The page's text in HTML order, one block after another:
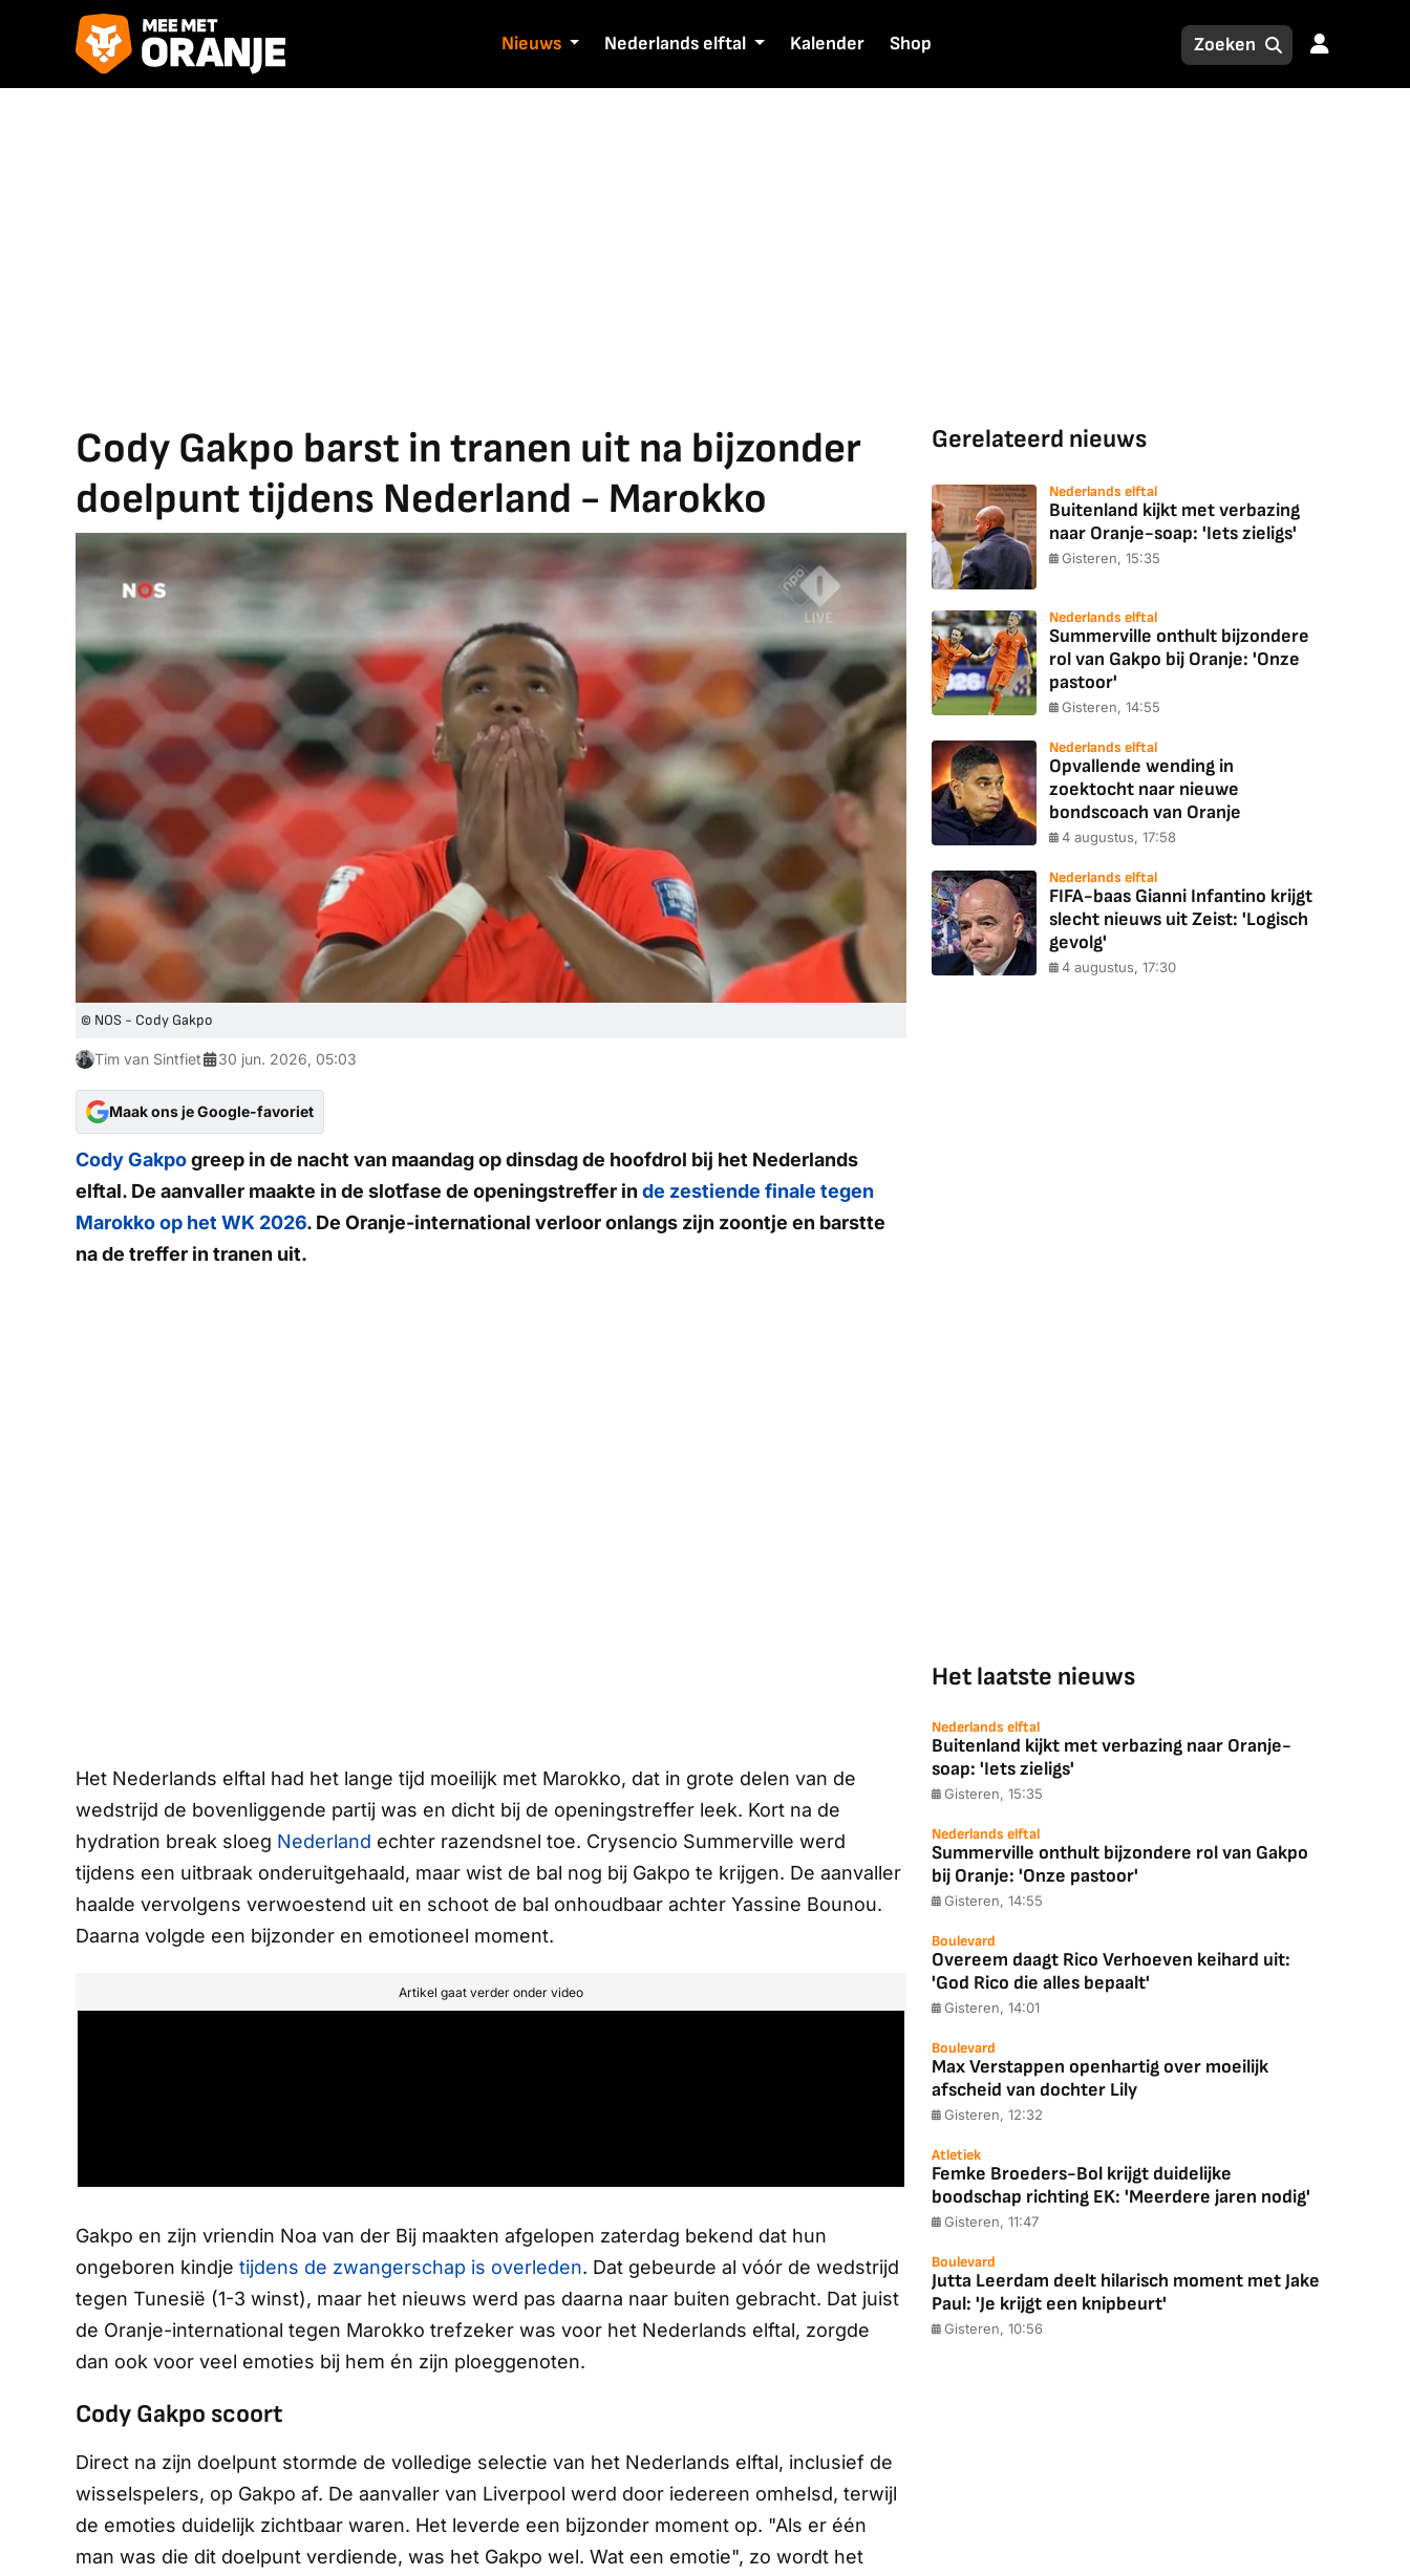
Nieuws Nederlands elftal Kalender Shop
Cody Gakpo barst in tranen uit na bijzonder
doelpunt tijdens Nederland - Marokko
© NOS - Cody Gakpo
Tim van Sintfiet 30 jun. 2026, 05:03
Maak ons je Google-favoriet
Cody Gakpogreep in de nacht van maandag op dinsdag de hoofdrol bij het Nederlands
elftal. De aanvaller maakte in de slotfase de openingstreffer in de zestiende finale tegen
Marokko op het WK 2026. De Oranje-international verloor onlangs zijn zoontje en barstte
na de treffer in tranen uit.
Het Nederlands elftal had het lange tijd moeilijk met Marokko, dat in grote delen van de
wedstrijd de bovenliggende partij was en dicht bij de openingstreffer leek. Kort na de
hydration break sloeg Nederland echter razendsnel toe. Crysencio Summerville werd
tijdens een uitbraak onderuitgehaald, maar wist de bal nog bij Gakpo te krijgen. De aanvaller
haalde vervolgens verwoestend uit en schoot de bal onhoudbaar achter Yassine Bounou.
Daarna volgde een bijzonder en emotioneel moment.
Artikel gaat verder onder video
Gakpo en zijn vriendin Noa van der Bij maakten afgelopen zaterdag bekend dat hun
ongeboren kindje tijdens de zwangerschap is overleden. Dat gebeurde al vóór de wedstrijd
tegen Tunesië (1-3 winst), maar het nieuws werd pas daarna naar buiten gebracht. Dat juist
de Oranje-international tegen Marokko trefzeker was voor het Nederlands elftal, zorgde
dan ook voor veel emoties bij hem én zijn ploeggenoten.
Cody Gakpo scoort
Direct na zijn doelpunt stormde de volledige selectie van het Nederlands elftal, inclusief de
wisselspelers, op Gakpo af. De aanvaller van Liverpool werd door iedereen omhelsd, terwijl
de emoties duidelijk zichtbaar waren. Het leverde een bijzonder moment op. "Als er één
man was die dit doelpunt verdiende, was het Gakpo wel. Wat een emotie", zo wordt het
Gerelateerd nieuws
Nederlands elftal
Buitenland kijkt met verbazing
naar Oranje-soap: 'Iets zieligs'
Gisteren, 15:35
Nederlands elftal
Summerville onthult bijzondere
rol van Gakpo bij Oranje: 'Onze
pastoor'
Gisteren, 14:55
Nederlands elftal
Opvallende wending in
zoektocht naar nieuwe
bondscoach van Oranje
4 augustus, 17:58
Nederlands elftal
FIFA-baas Gianni Infantino krijgt
slecht nieuws uit Zeist: 'Logisch
gevolg'
4 augustus, 17:30
Het laatste nieuws
Nederlands elftal
Buitenland kijkt met verbazing naar Oranje-
soap: 'Iets zieligs'
Gisteren, 15:35
Nederlands elftal
Summerville onthult bijzondere rol van Gakpo
bij Oranje: 'Onze pastoor'
Gisteren, 14:55
Boulevard
Overeem daagt Rico Verhoeven keihard uit:
'God Rico die alles bepaalt'
Gisteren, 14:01
Boulevard
Max Verstappen openhartig over moeilijk
afscheid van dochter Lily
Gisteren, 12:32
Atletiek
Femke Broeders-Bol krijgt duidelijke
boodschap richting EK: 'Meerdere jaren nodig'
Gisteren, 11:47
Boulevard
Jutta Leerdam deelt hilarisch moment met Jake
Paul: 'Je krijgt een knipbeurt'
Gisteren, 10:56